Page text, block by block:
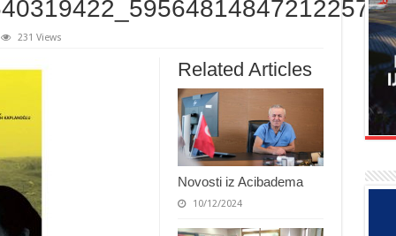
231 Views
Related Articles
Novosti iz Acibadema
10/12/2024